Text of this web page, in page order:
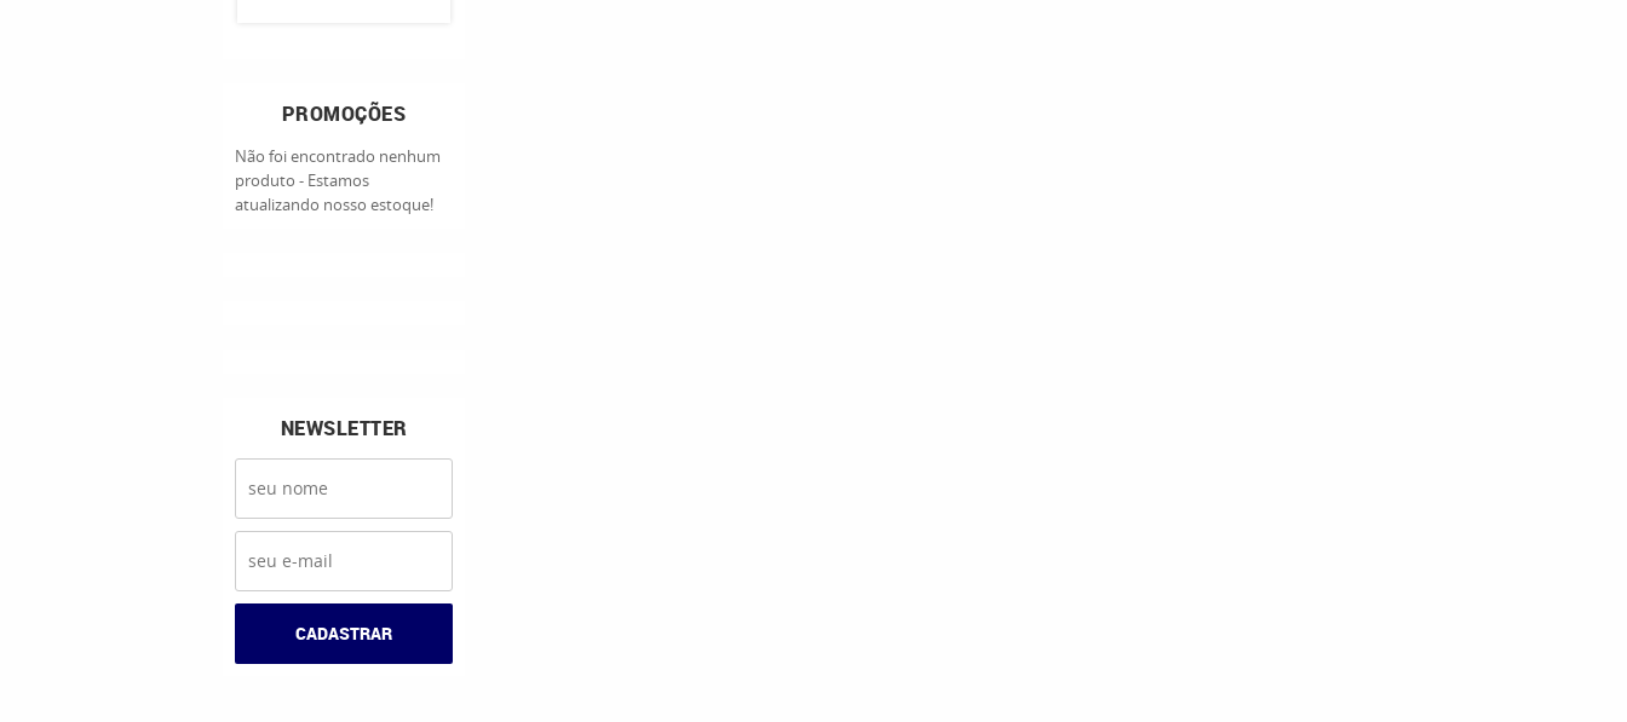
PROMOÇÕES
Não foi encontrado nenhum
produto - Estamos
atualizando nosso estoque!
NEWSLETTER
CADASTRAR